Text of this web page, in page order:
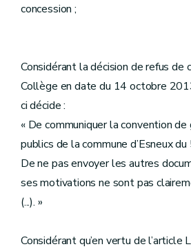
concession ;
Considérant la décision de refus de
Collège en date du 14 octobre
ci décide :
« De communiquer la convention
publics de la commune d’Esneux
De ne pas envoyer les autres
ses motivations ne sont pas
(...). »
Considérant qu’en vertu de